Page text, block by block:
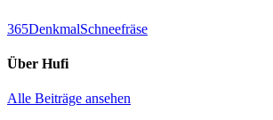
365DenkmalSchneefräse
Über Hufi
Alle Beiträge ansehen